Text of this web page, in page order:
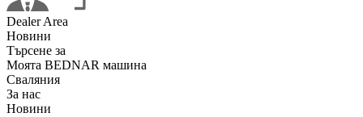
Dealer Area
Новини
Търсене за
Моята BEDNAR машина
Сваляния
За нас
Новини